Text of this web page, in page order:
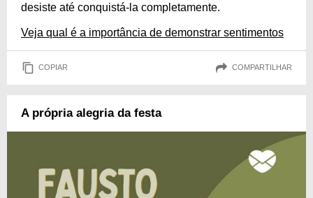
desiste até conquistá-la completamente.
Veja qual é a importância de demonstrar sentimentos
COPIAR COMPARTILHAR
A própria alegria da festa